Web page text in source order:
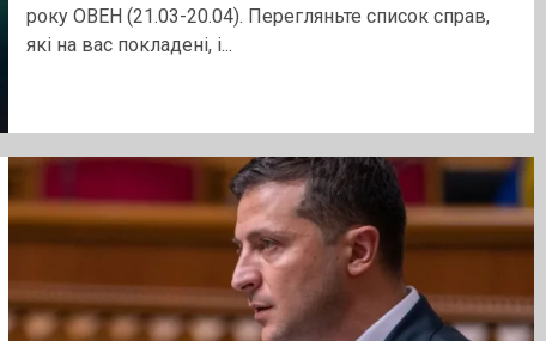
року ОВЕН (21.03-20.04). Перегляньте список справ,
якi на вас покладенi, i...